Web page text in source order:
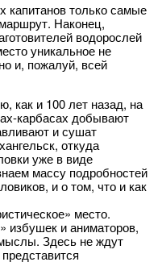
капитанов только самые
Наконец,
водорослей
уникальное не
и, пожалуй, всей
как и 100 лет назад, на
карбасах добывают
и сушат
откуда
уже в виде
массу подробностей
и о том, что и как
место.
избушек и аниматоров,
Здесь не ждут